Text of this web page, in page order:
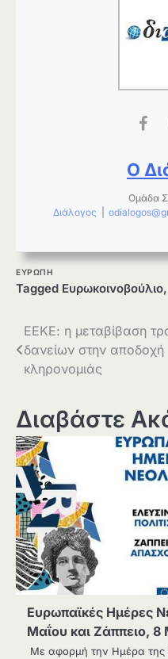
Ο
Ομάδα
Διάλογος
ΕΥΡΩΠΗ
Tagged Ευρωκοινοβούλιο,
Πλοήγηση
άρθρων
ΕΕΚΕ: η μεταβίβαση
δανείων στην αποδοχή
κληρονομιάς
Διαβάστε
Ευρωπαϊκές Ημέρες
Μαΐου και Ζάππειο, 8
Με αφορμή την Ημέρα της